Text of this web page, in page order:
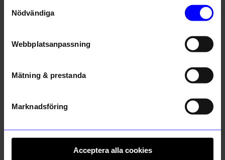
Nödvändiga
Webbplatsanpassning
Mätning & prestanda
Marknadsföring
Acceptera alla cookies
129kr
Reflekterande tofs soft grå
Andra köpte även